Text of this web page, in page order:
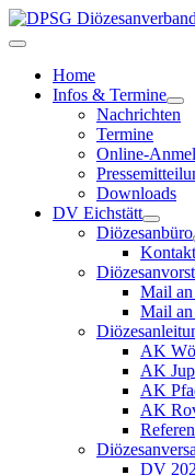
Home
Infos & Termine
Nachrichten
Termine
Online-
Downloads
DV Eichstätt
Diözesanbüro
Kontakt
Mail an
Mail
AK
AK
AK
AK
DV